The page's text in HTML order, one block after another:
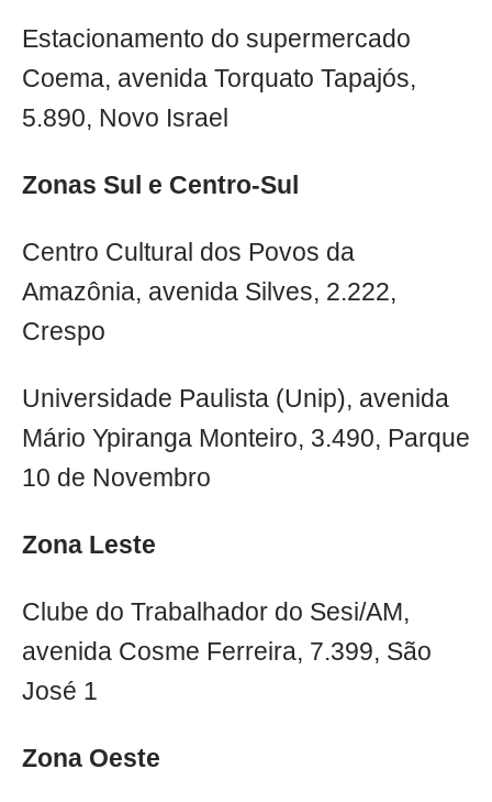
Estacionamento do supermercado
Coema, avenida Torquato Tapajós,
5.890, Novo Israel
Zonas Sul e Centro-Sul
Centro Cultural dos Povos da
Amazônia, avenida Silves, 2.222,
Crespo
Universidade Paulista (Unip), avenida
Mário Ypiranga Monteiro, 3.490, Parque
10 de Novembro
Zona Leste
Clube do Trabalhador do Sesi/AM,
avenida Cosme Ferreira, 7.399, São
José 1
Zona Oeste